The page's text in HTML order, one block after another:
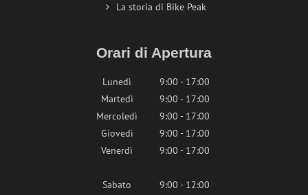
La storia di Bike Peak
Orari di Apertura
Lunedì
9:00 - 17:00
Martedì
9:00 - 17:00
Mercoledì
9:00 - 17:00
Giovedì
9:00 - 17:00
Venerdì
9:00 - 17:00
Sabato
9:00 - 12:00